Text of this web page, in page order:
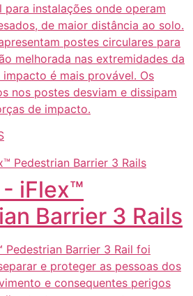
para instalações onde operam
de maior distância ao solo.
postes circulares para
melhorada nas extremidades da
é mais provável. Os
nos postes desviam e dissipam
de impacto.
- iFlex™
Barrier 3 Rails
Pedestrian Barrier 3 Rail foi
e proteger as pessoas dos
e consequentes perigos